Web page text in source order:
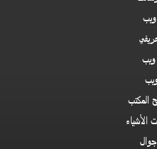
المكتب
الأشياء